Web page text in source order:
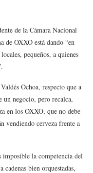
de la Cámara Nacional
de OXXO está dando “en
pequeños, a quienes
Ochoa, respecto que a
un negocio, pero recalca,
en los OXXO, que no debe
vendiendo cerveza frente a
la competencia del
cadenas bien orquestadas,